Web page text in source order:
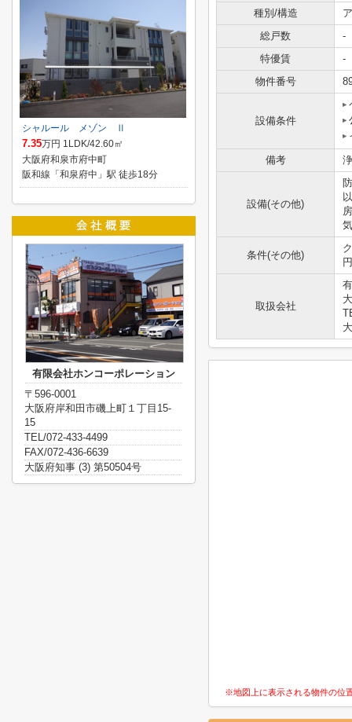
種別/構造
総戸数
-
特優賃
-
物件番号
設備条件
備考
設備(その他)
条件(その他)
取扱会社
※地図上に表示される物件の位
シャルール メゾン Ⅱ
7.35万円 1LDK/42.60㎡
大阪府和泉市府中町
阪和線「和泉府中」駅 徒歩18分
有限会社ホンコーポレーション
〒596-0001
大阪府岸和田市磯上町１丁目15-
15
TEL/072-433-4499
FAX/072-436-6639
大阪府知事 (3) 第50504号